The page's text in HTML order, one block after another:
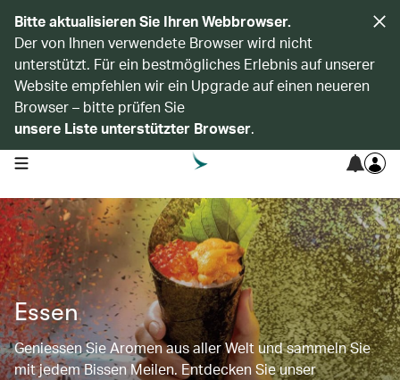
Bitte aktualisieren Sie Ihren Webbrowser.
Der von Ihnen verwendete Browser wird nicht
unterstützt. Für ein bestmögliches Erlebnis auf unserer
Website empfehlen wir ein Upgrade auf einen neueren
Browser – bitte prüfen Sie
unsere Liste unterstützter Browser.
open navigation menu
Essen
Geniessen Sie Aromen aus aller Welt und sammeln Sie
mit jedem Bissen Meilen. Entdecken Sie unser